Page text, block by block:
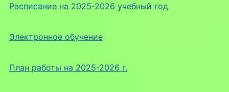
Расписание на 2025-2026 учебный год
Электронное обучение
План работы на 2025-2026 г.